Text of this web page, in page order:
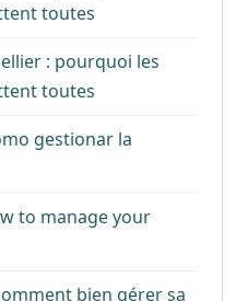
toutes
: pourquoi les
toutes
gestionar la
to manage your
bien gérer sa